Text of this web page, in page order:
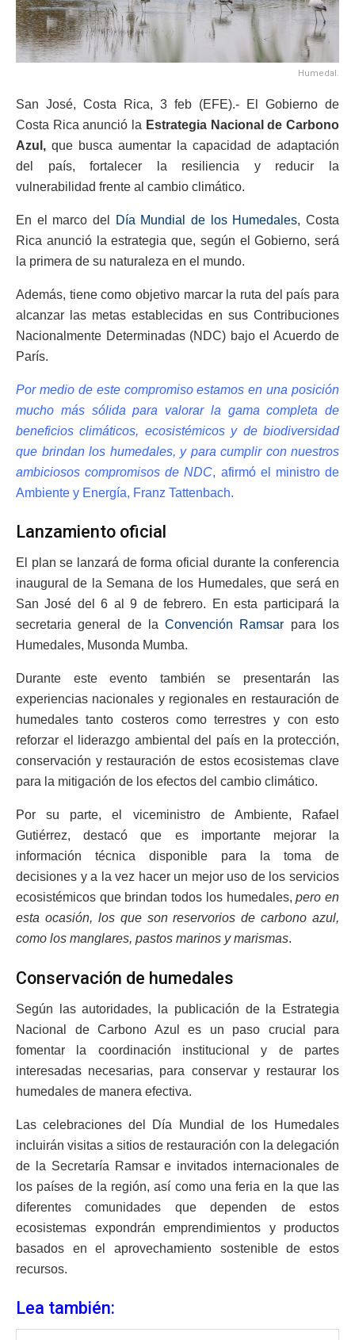
Humedal.
San José, Costa Rica, 3 feb (EFE).- El Gobierno de
Costa Rica anunció la Estrategia Nacional de Carbono
Azul, que busca aumentar la capacidad de adaptación
del país, fortalecer la resiliencia y reducir la
vulnerabilidad frente al cambio climático.
En el marco del Día Mundial de los Humedales, Costa
Rica anunció la estrategia que, según el Gobierno, será
la primera de su naturaleza en el mundo.
Además, tiene como objetivo marcar la ruta del país para
alcanzar las metas establecidas en sus Contribuciones
Nacionalmente Determinadas (NDC) bajo el Acuerdo de
París.
Por medio de este compromiso estamos en una posición
mucho más sólida para valorar la gama completa de
beneficios climáticos, ecosistémicos y de biodiversidad
que brindan los humedales, y para cumplir con nuestros
ambiciosos compromisos de NDC, afirmó el ministro de
Ambiente y Energía, Franz Tattenbach.
Lanzamiento oficial
El plan se lanzará de forma oficial durante la conferencia
inaugural de la Semana de los Humedales, que será en
San José del 6 al 9 de febrero. En esta participará la
secretaria general de laConvención Ramsar para los
Humedales, Musonda Mumba.
Durante este evento también se presentarán las
experiencias nacionales y regionales en restauración de
humedales tanto costeros como terrestres y con esto
reforzar el liderazgo ambiental del país en la protección,
conservación y restauración de estos ecosistemas clave
para la mitigación de los efectos del cambio climático.
Por su parte, el viceministro de Ambiente, Rafael
Gutiérrez, destacó que es importante mejorar la
información técnica disponible para la toma de
decisiones y a la vez hacer un mejor uso de los servicios
ecosistémicos que brindan todos los humedales,pero en
esta ocasión, los que son reservorios de carbono azul,
como los manglares, pastos marinos y marismas.
Conservación de humedales
Según las autoridades, la publicación de la Estrategia
Nacional de Carbono Azul es un paso crucial para
fomentar la coordinación institucional y de partes
interesadas necesarias, para conservar y restaurar los
humedales de manera efectiva.
Las celebraciones del Día Mundial de los Humedales
incluirán visitas a sitios de restauración con la delegación
de la Secretaría Ramsar e invitados internacionales de
los países de la región, así como una feria en la que las
diferentes comunidades que dependen de estos
ecosistemas expondrán emprendimientos y productos
basados en el aprovechamiento sostenible de estos
recursos.
Lea también: